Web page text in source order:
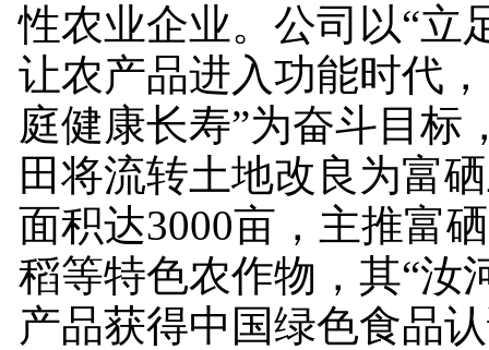
性农业企业。公司以“立
让农产品进入功能时代
庭健康长寿”为奋斗目标
田将流转土地改良为富
面积达3000亩，主推富
稻等特色农作物，其“汝
产品获得中国绿色食品